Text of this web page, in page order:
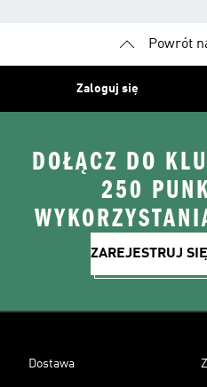
Powrót
Zaloguj się
DOŁĄCZ DO
250
ZAREJESTRUJ
Dostawa